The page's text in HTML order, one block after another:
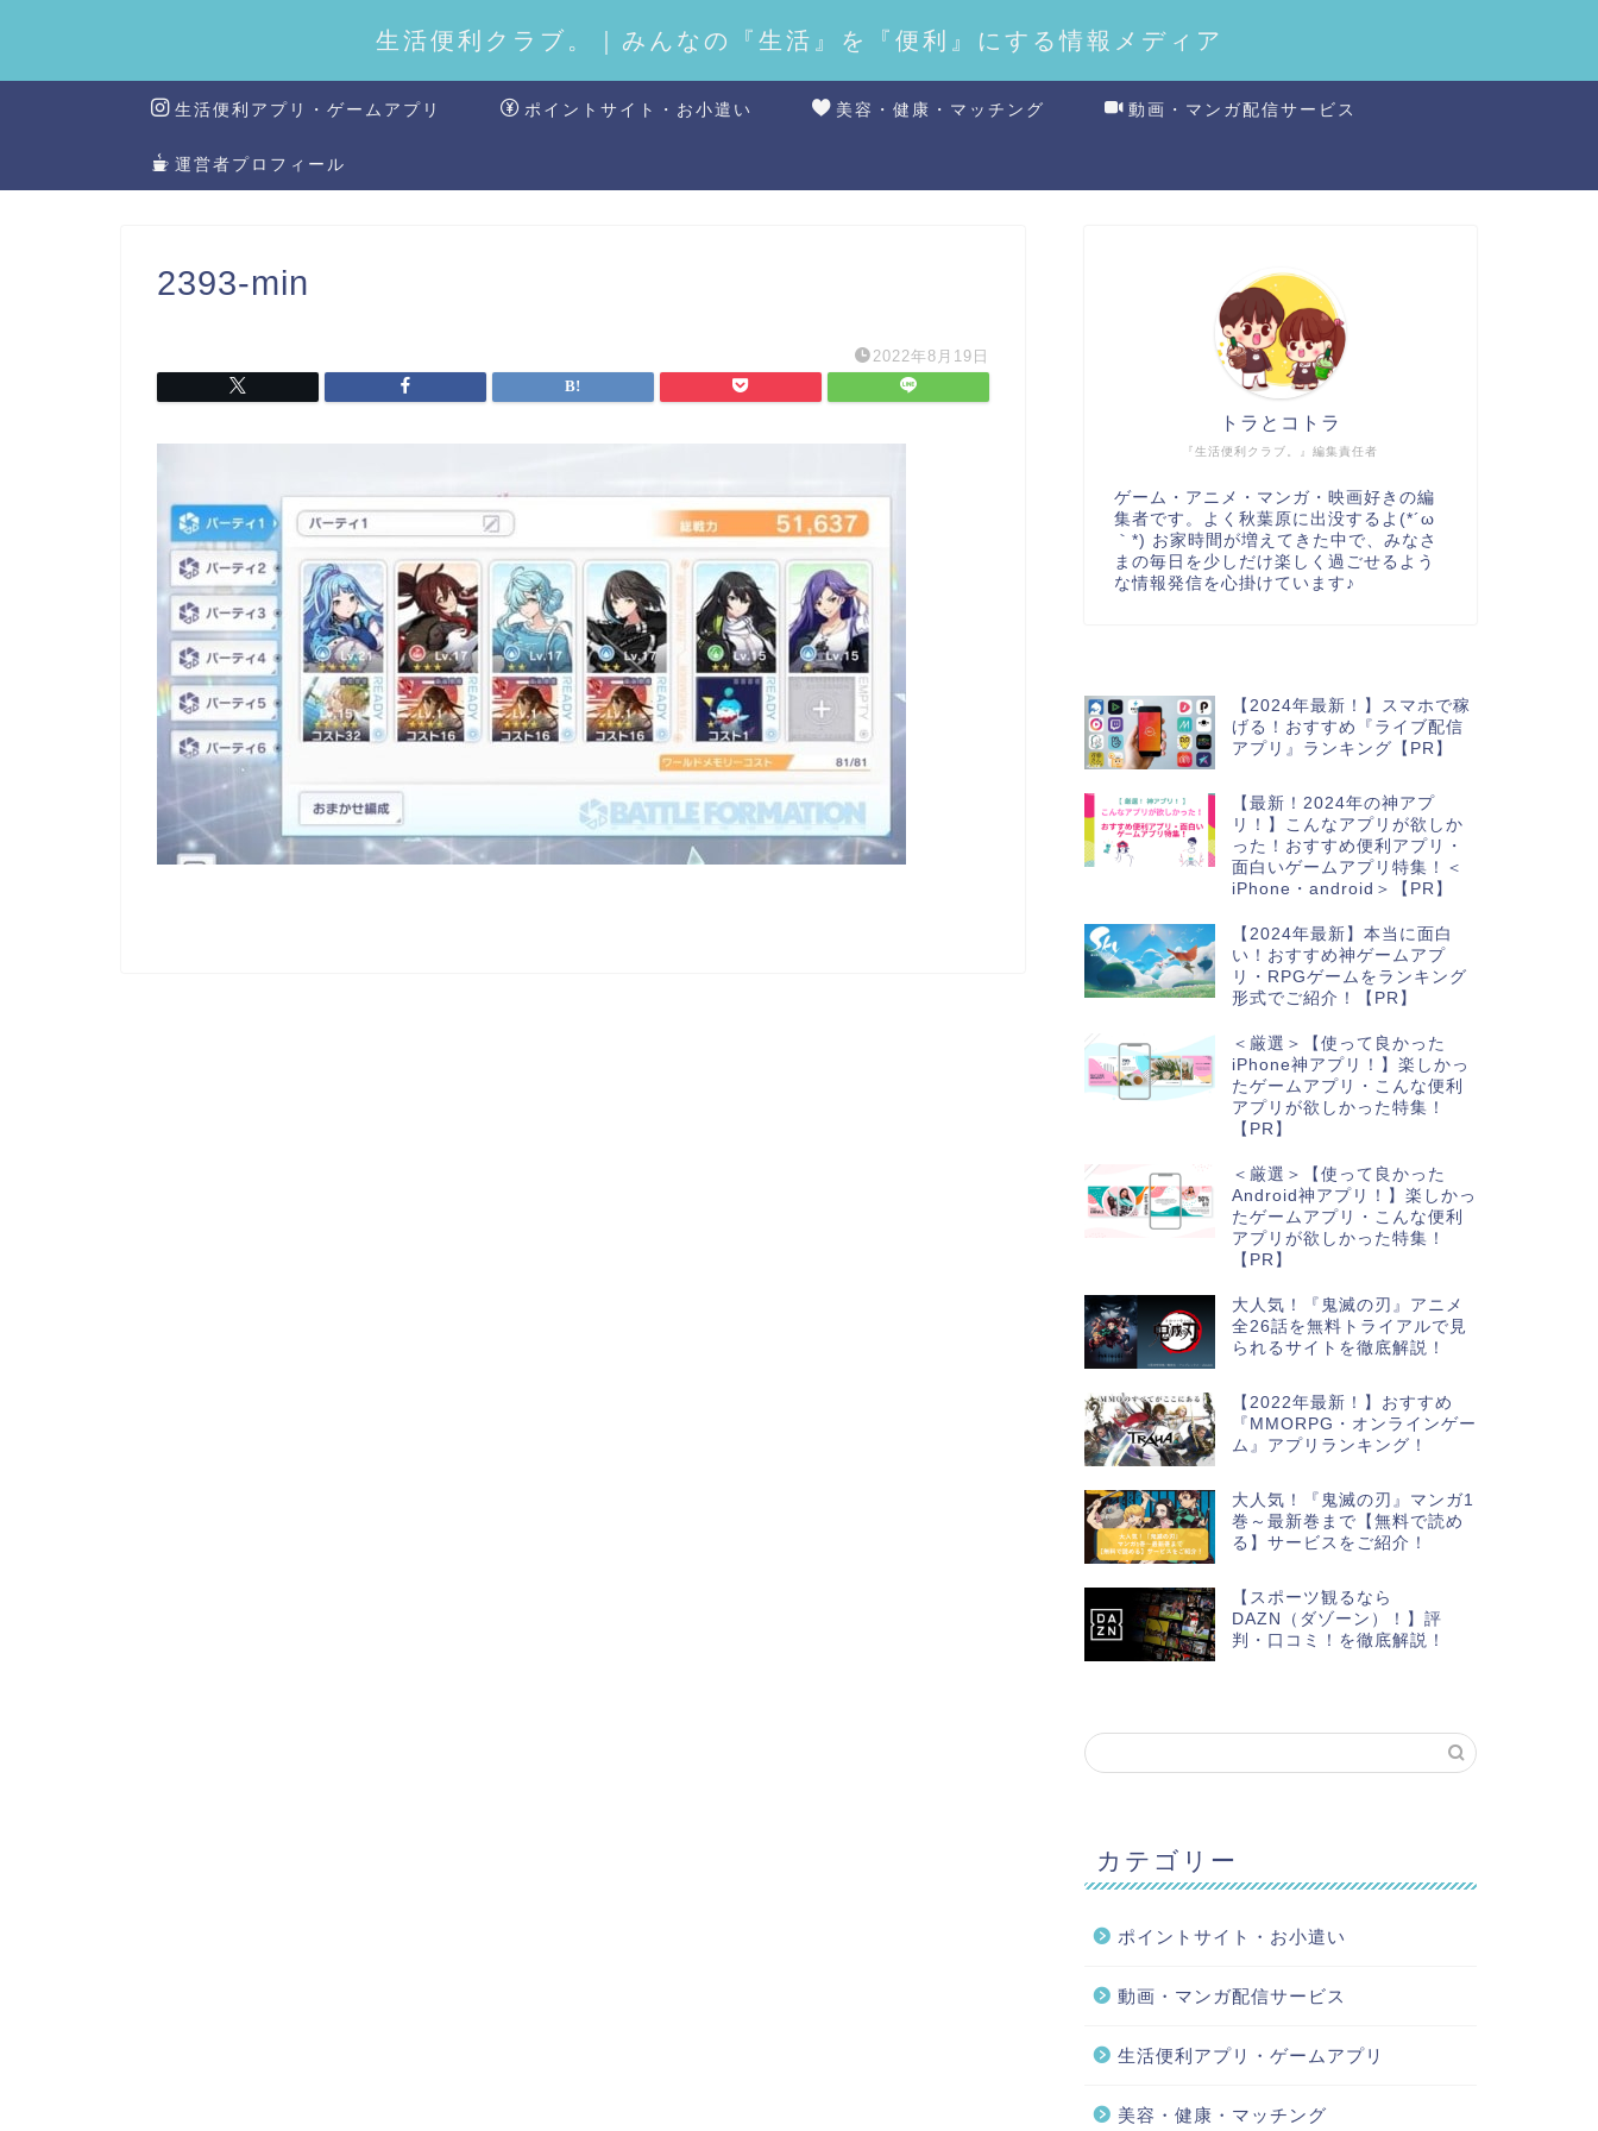
生活便利クラブ。｜みんなの『生活』を『便利』にする情報メディア
生活便利アプリ・ゲームアプリ ポイントサイト・お小遣い 美容・健康・マッチング 動画・マンガ配信サービス
運営者プロフィール
2393-min
2022年8月19日
『生活便利クラブ。』編集責任者
トラとコトラ
ゲーム・アニメ・マンガ・映画好きの編
集者です。よく秋葉原に出没するよ(*´ω
｀*) お家時間が増えてきた中で、みなさ
まの毎日を少しだけ楽しく過ごせるよう
な情報発信を心掛けています♪
【2024年最新！】スマホで稼
げる！おすすめ『ライブ配信
アプリ』ランキング【PR】
【最新！2024年の神アプ
リ！】こんなアプリが欲しか
った！おすすめ便利アプリ・
面白いゲームアプリ特集！＜
iPhone・android＞【PR】
【2024年最新】本当に面白
い！おすすめ神ゲームアプ
リ・RPGゲームをランキング
形式でご紹介！【PR】
＜厳選＞【使って良かった
iPhone神アプリ！】楽しかっ
たゲームアプリ・こんな便利
アプリが欲しかった特集！
【PR】
＜厳選＞【使って良かった
Android神アプリ！】楽しかっ
たゲームアプリ・こんな便利
アプリが欲しかった特集！
【PR】
大人気！『鬼滅の刃』アニメ
全26話を無料トライアルで見
られるサイトを徹底解説！
【2022年最新！】おすすめ
『MMORPG・オンラインゲー
ム』アプリランキング！
大人気！『鬼滅の刃』マンガ1
巻～最新巻まで【無料で読め
る】サービスをご紹介！
【スポーツ観るなら
DAZN（ダゾーン）！】評
判・口コミ！を徹底解説！
カテゴリー
ポイントサイト・お小遣い
動画・マンガ配信サービス
生活便利アプリ・ゲームアプリ
美容・健康・マッチング